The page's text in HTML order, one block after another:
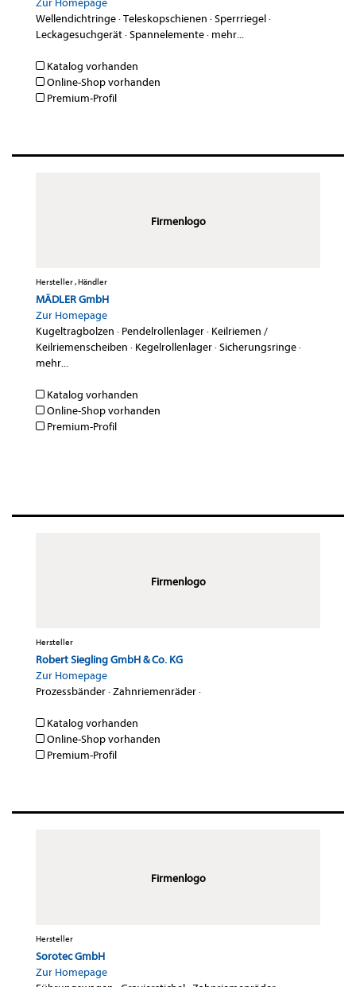
Zur Homepage
Wellendichtringe·Teleskopschienen ·Sperrriegel·
Leckagesuchgerät·Spannelemente· mehr...
Katalog vorhanden
Online-Shop vorhanden
Premium-Profil
Firmenlogo
Hersteller , Händler
MÄDLER GmbH
Zur Homepage
Kugeltragbolzen · Pendelrollenlager· Keilriemen /
Keilriemenscheiben · Kegelrollenlager·Sicherungsringe·
mehr...
Katalog vorhanden
Online-Shop vorhanden
Premium-Profil
Firmenlogo
Hersteller
Robert Siegling GmbH & Co. KG
Zur Homepage
Prozessbänder·Zahnriemenräder·
Katalog vorhanden
Online-Shop vorhanden
Premium-Profil
Firmenlogo
Hersteller
Sorotec GmbH
Zur Homepage